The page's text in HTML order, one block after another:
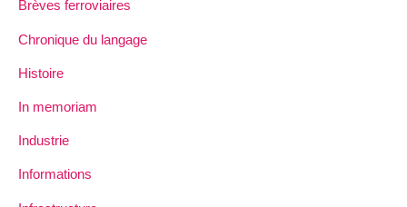
Brèves ferroviaires
Chronique du langage
Histoire
In memoriam
Industrie
Informations